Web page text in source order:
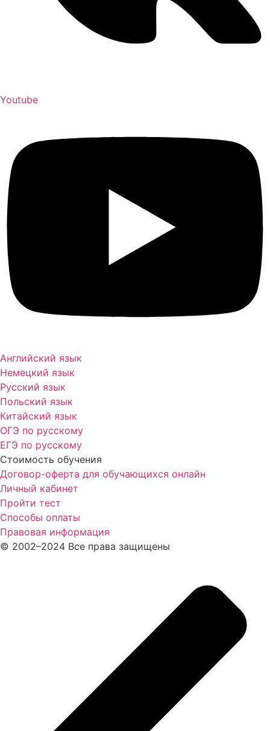
Youtube
Английский язык
Немецкий язык
Русский язык
Польский язык
Китайский язык
ОГЭ по русскому
ЕГЭ по русскому
Стоимость обучения
Договор-оферта для обучающихся онлайн
Личный кабинет
Пройти тест
Способы оплаты
Правовая информация
© 2002–2024 Все права защищены